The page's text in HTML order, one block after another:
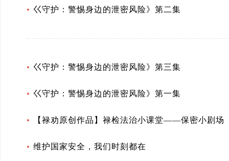
巜守护：警惕身边的泄密风险》第二集
巜守护：警惕身边的泄密风险》第三集
巜守护：警惕身边的泄密风险》第一集
【禄劝原创作品】禄检法治小课堂——保密小剧场
维护国家安全，我们时刻都在